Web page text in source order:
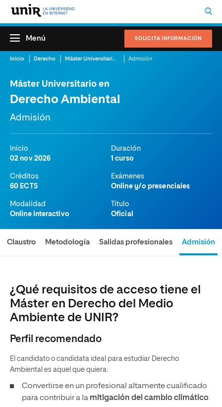
SOLICITA INFORMACIÓN
Menú
Inicio Derecho Máster Universitario en Derecho Ambiental Admisión
Máster Universitario en
Derecho Ambiental
Admisión
Inicio
02 nov 2026
Duración
1 curso
Créditos
60 ECTS
Exámenes
Online y/o presenciales
Modalidad
Online interactivo
Título
Oficial
Claustro Metodología Salidas profesionales Admisión
¿Qué requisitos de acceso tiene el
Máster en Derecho del Medio
Ambiente de UNIR?
Perfil recomendado
El candidato o candidata ideal para estudiar Derecho
Ambiental es aquel que quiera:
Convertirse en un profesional altamente cualificado
para contribuir a la mitigación del cambio climático.